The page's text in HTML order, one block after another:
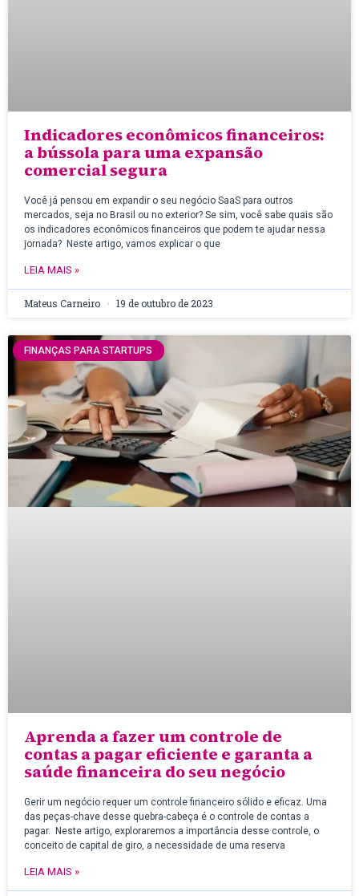
Indicadores econômicos financeiros:
a bússola para uma expansão
comercial segura
Você já pensou em expandir o seu negócio SaaS para outros
mercados, seja no Brasil ou no exterior? Se sim, você sabe quais são
os indicadores econômicos financeiros que podem te ajudar nessa
jornada? Neste artigo, vamos explicar o que
LEIA MAIS »
Mateus Carneiro 19 de outubro de 2023
FINANÇAS PARA STARTUPS
Aprenda a fazer um controle de
contas a pagar eficiente e garanta a
saúde financeira do seu negócio
Gerir um negócio requer um controle financeiro sólido e eficaz. Uma
das peças-chave desse quebra-cabeça é o controle de contas a
pagar. Neste artigo, exploraremos a importância desse controle, o
conceito de capital de giro, a necessidade de uma reserva
LEIA MAIS »